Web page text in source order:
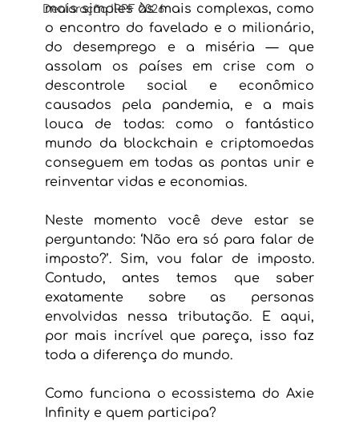
Declaração IRPF 2026
mais simples às mais complexas, como
o encontro do favelado e o milionário,
do desemprego e a miséria — que
assolam os países em crise com o
descontrole social e econômico
causados pela pandemia, e a mais
louca de todas: como o fantástico
mundo da blockchain e criptomoedas
conseguem em todas as pontas unir e
reinventar vidas e economias.
Neste momento você deve estar se
perguntando: ‘Não era só para falar de
imposto?’. Sim, vou falar de imposto.
Contudo, antes temos que saber
exatamente sobre as personas
envolvidas nessa tributação. E aqui,
por mais incrível que pareça, isso faz
toda a diferença do mundo.
Como funciona o ecossistema do Axie
Infinity e quem participa?